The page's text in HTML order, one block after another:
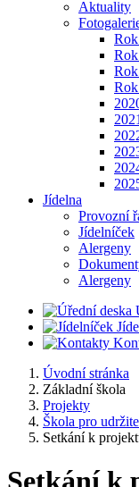
Aktuality
Jídelna
Provozní
Jídelníček
Alergeny
Alergeny
Úvodní stránka
Základní škola
Projekty
Škola pro
Setkání k